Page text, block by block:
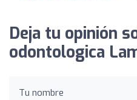
Deja tu opinión
odontologica
Tu nombre